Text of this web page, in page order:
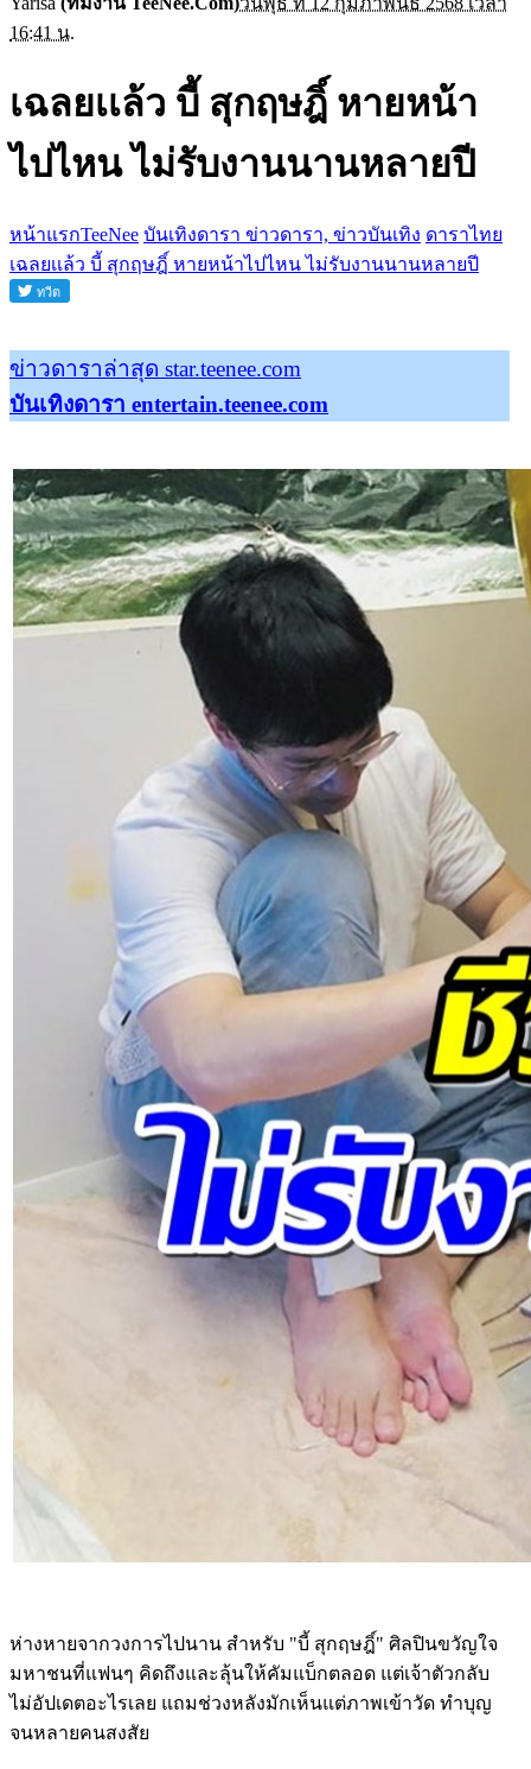
16:41 น.
เฉลยเเล้ว บี้ สุกฤษฎิ์ หายหน้า
ไปไหน ไม่รับงานนานหลายปี
หน้าแรกTeeNee บันเทิงดารา ข่าวดารา, ข่าวบันเทิง ดาราไทย
เฉลยเเล้ว บี้ สุกฤษฎิ์ หายหน้าไปไหน ไม่รับงานนานหลายปี
ข่าวดาราล่าสุด star.teenee.com
บันเทิงดารา entertain.teenee.com
ห่างหายจากวงการไปนาน สำหรับ "บี้ สุกฤษฎิ์" ศิลปินขวัญใจ
มหาชนที่แฟนๆ คิดถึงและลุ้นให้คัมแบ็กตลอด แต่เจ้าตัวกลับ
ไม่อัปเดตอะไรเลย แถมช่วงหลังมักเห็นแต่ภาพเข้าวัด ทำบุญ
จนหลายคนสงสัย